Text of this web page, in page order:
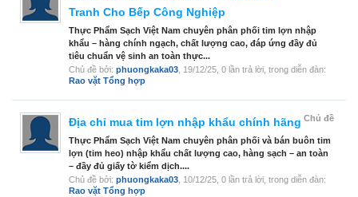
Tranh Cho Bếp Công Nghiệp
Thực Phẩm Sạch Việt Nam chuyên phân phối tim lợn nhập
khẩu – hàng chính ngạch, chất lượng cao, đáp ứng đầy đủ
tiêu chuẩn vệ sinh an toàn thực...
Chủ đề bởi: phuongkaka03 19/12/25 , 0 lần trả lời, trong diễn đàn:
Rao vặt Tổng hợp
Chủ đề
Địa chỉ mua tim lợn nhập khẩu chính hãng
Thực Phẩm Sạch Việt Nam chuyên phân phối và bán buôn tim
lợn (tim heo) nhập khẩu chất lượng cao, hàng sạch – an toàn
– đầy đủ giấy tờ kiểm dịch....
Chủ đề bởi: phuongkaka03 10/12/25 , 0 lần trả lời, trong diễn đàn:
Rao vặt Tổng hợp